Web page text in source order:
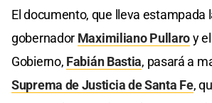
El documento, que lleva estampada
gobernador Maximiliano Pullaroy
Gobierno, Fabián Bastia, pasará a
Suprema de Justicia de Santa Fe,